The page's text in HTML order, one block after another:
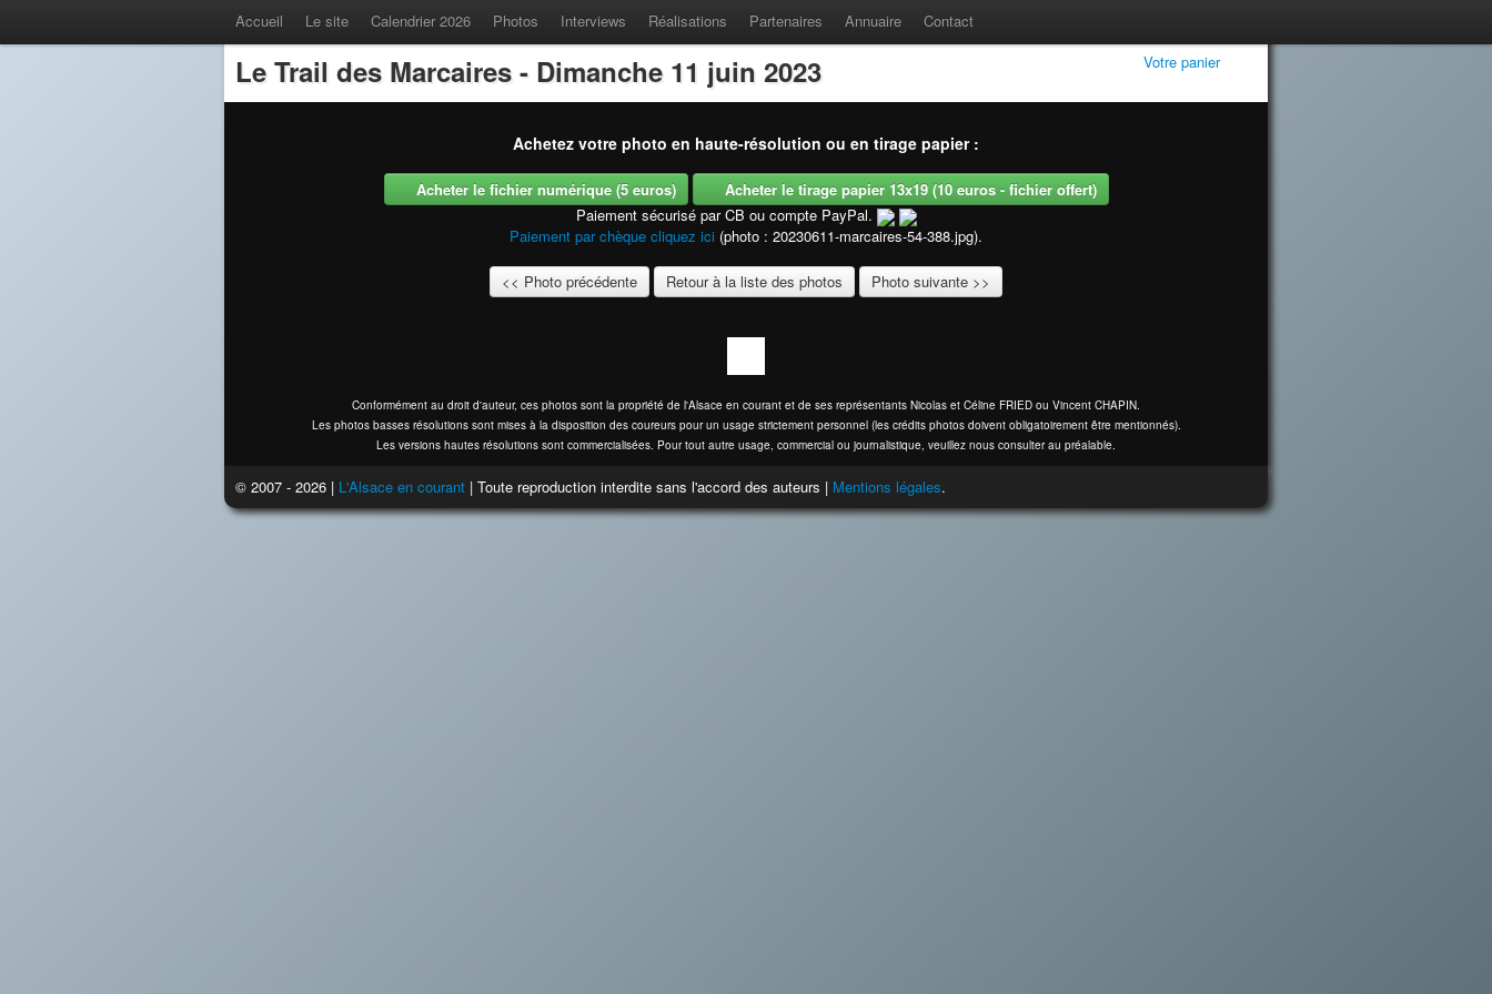
Accueil Le site Calendrier 2026 Photos Interviews Réalisations Partenaires Annuaire Contact
Le Trail des Marcaires - Dimanche 11 juin 2023 Votre panier
Achetez votre photo en haute-résolution ou en tirage papier :
Acheter le fichier numérique (5 euros)
Acheter le tirage papier 13x19 (10 euros - fichier offert)
Paiement sécurisé par CB ou compte PayPal.
Paiement par chèque cliquez ici (photo : 20230611-marcaires-54-388.jpg).
<< Photo précédente Retour à la liste des photos Photo suivante >>
Conformément au droit d'auteur, ces photos sont la propriété de l'Alsace en courant et de ses représentants Nicolas et Céline FRIED ou Vincent CHAPIN.
Les photos basses résolutions sont mises à la disposition des coureurs pour un usage strictement personnel (les crédits photos doivent obligatoirement être mentionnés).
Les versions hautes résolutions sont commercialisées. Pour tout autre usage, commercial ou journalistique, veuillez nous consulter au préalable.
© 2007 - 2026 | L'Alsace en courant | Toute reproduction interdite sans l'accord des auteurs | Mentions légales.